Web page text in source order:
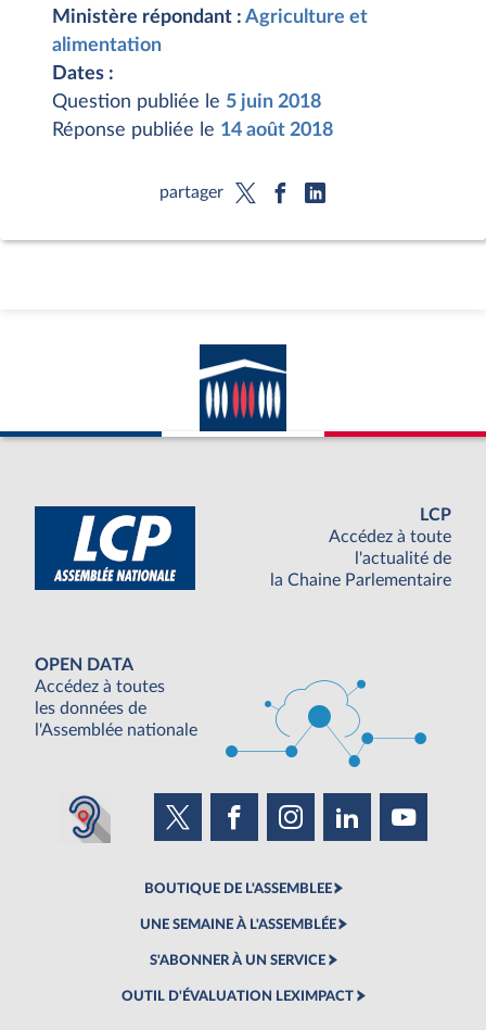
Ministère répondant : Agriculture et
alimentation
Dates :
Question publiée le 5 juin 2018
Réponse publiée le 14 août 2018
partager
LCP
Accédez à toute
l'actualité de
la Chaine Parlementaire
OPEN DATA
Accédez à toutes
les données de
l'Assemblée nationale
BOUTIQUE DE L'ASSEMBLEE
UNE SEMAINE À L'ASSEMBLÉE
S'ABONNER À UN SERVICE
OUTIL D'ÉVALUATION LEXIMPACT